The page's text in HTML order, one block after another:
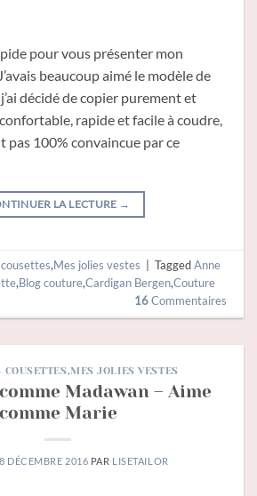
pour vous présenter mon
beaucoup aimé le modèle de
décidé de copier purement et
rapide et facile à coudre,
pas 100% convaincue par ce
LA LECTURE →
,Mes jolies vestes TaggedAnne
,Blog couture,Cardigan Bergen,Couture
16Commentaires
,MES JOLIES VESTES
Madawan – Aime
comme Marie
8 DÉCEMBRE 2016 PAR LISETAILOR